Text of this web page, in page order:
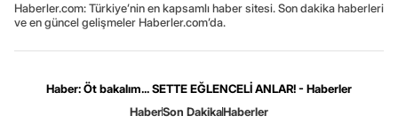
Haberler.com: Türkiye’nin en kapsamlı haber sitesi. Son dakika haberleri
ve en güncel gelişmeler Haberler.com’da.
Haber: Öt bakalım... SETTE EĞLENCELİ ANLAR! - Haberler
HaberSon DakikaHaberler